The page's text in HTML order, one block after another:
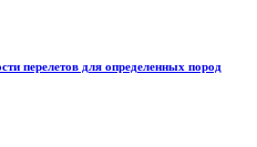
перелетов для определенных пород